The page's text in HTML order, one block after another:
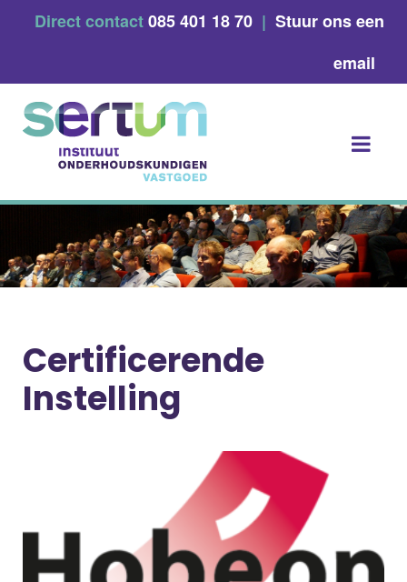
Direct contact085 401 18 70 | Stuur ons een
email
Certificerende
Instelling